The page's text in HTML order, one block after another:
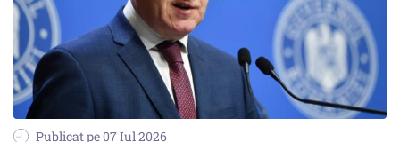
Publicat pe 07 Iul 2026